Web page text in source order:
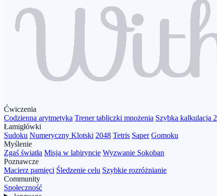
Ćwiczenia
Codzienna arytmetyka Trener tabliczki mnożenia Szybka kalkulacja
Łamigłówki
Sudoku Numeryczny Klotski 2048 Tetris Saper Gomoku
Myślenie
Zgaś światła Misja w labiryncie Wyzwanie Sokoban
Poznawcze
Macierz pamięci Śledzenie celu Szybkie rozróżnianie
Community
Społeczność